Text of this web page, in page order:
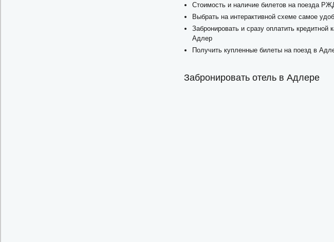
Стоимость и наличие билетов на поезда
Выбрать на интерактивной схеме самое
Забронировать и сразу оплатить
Адлер
Получить купленные билеты на поезд в
Забронировать отель в Адлере